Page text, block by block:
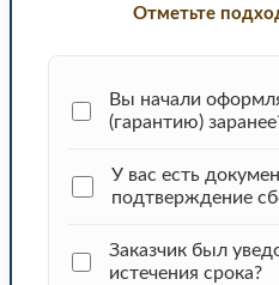
Отметьте
Вы начали
(гарантию)
У вас есть
подтверждение
Заказчик был
истечения срока?